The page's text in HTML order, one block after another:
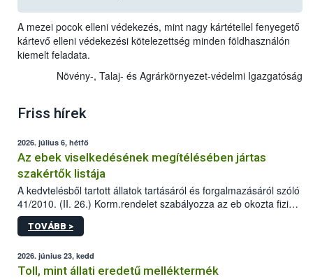
A mezei pocok elleni védekezés, mint nagy kártétellel fenyegető
kártevő elleni védekezési kötelezettség minden földhasználón
kiemelt feladata.
Növény-, Talaj- és Agrárkörnyezet-védelmi Igazgatóság
Friss hírek
2026. július 6, hétfő
Az ebek viselkedésének megítélésében jártas
szakértők listája
A kedvtelésből tartott állatok tartásáról és forgalmazásáról szóló
41/2010. (II. 26.) Korm.rendelet szabályozza az eb okozta fizikai
sérülés, illetve ennek veszélye keletkezésekor felmerülő
hatósági feladatokat, valamint a veszélyes eb tartását és annak
vonni az ebek viselkedésének megítélésében jártas szakértőt.
TOVÁBB >
2026. június 23, kedd
Toll, mint állati eredetű melléktermék